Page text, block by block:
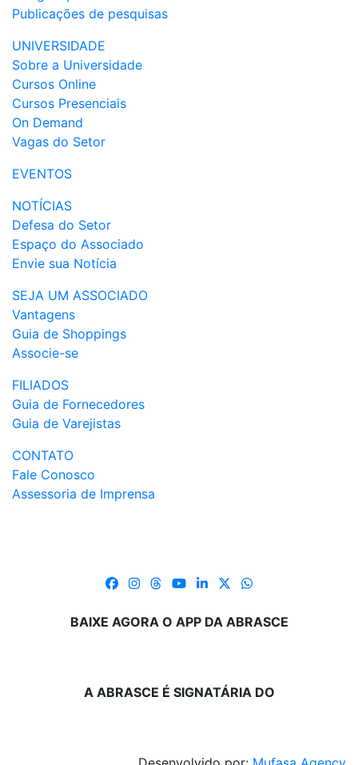
Publicações de pesquisas
UNIVERSIDADE
Sobre a Universidade
Cursos Online
Cursos Presenciais
On Demand
Vagas do Setor
EVENTOS
NOTÍCIAS
Defesa do Setor
Espaço do Associado
Envie sua Notícia
SEJA UM ASSOCIADO
Vantagens
Guia de Shoppings
Associe-se
FILIADOS
Guia de Fornecedores
Guia de Varejistas
CONTATO
Fale Conosco
Assessoria de Imprensa
BAIXE AGORA O APP DA ABRASCE
A ABRASCE É SIGNATÁRIA DO